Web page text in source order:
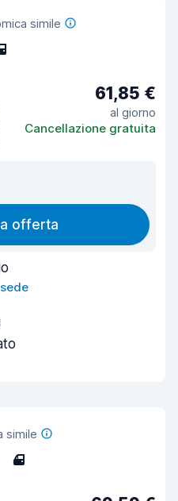
simile
61,85 €
al giorno
Cancellazione gratuita
offerta
simile
4